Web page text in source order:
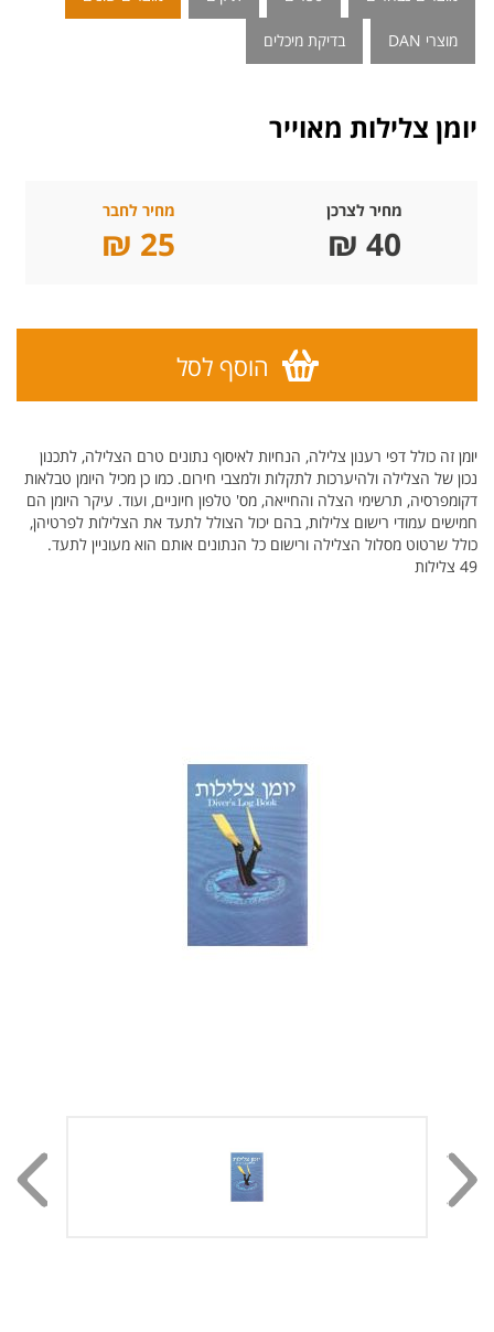
מוצרי DAN בדיקת מיכלים
יומן צלילות מאוייר
מחיר לצרכן
40 ₪
מחיר לחבר
25 ₪
הוסף לסל
יומן זה כולל דפי רענון צלילה, הנחיות לאיסוף נתונים טרם הצלילה, לתכנון
נכון של הצלילה ולהיערכות לתקלות ולמצבי חירום. כמו כן מכיל היומן טבלאות
דקומפרסיה, תרשימי הצלה והחייאה, מס' טלפון חיוניים, ועוד. עיקר היומן הם
חמישים עמודי רישום צלילות, בהם יכול הצולל לתעד את הצלילות לפרטיהן,
כולל שרטוט מסלול הצלילה ורישום כל הנתונים אותם הוא מעוניין לתעד.
49 צלילות